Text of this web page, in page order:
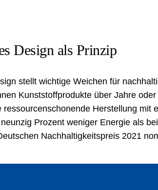
Design als Prinzip
stellt wichtige Weichen für
Kunststoffprodukte über Jahre
ressourcenschonende Herstellung
Prozent weniger Energie als
Nachhaltigkeitspreis 2021